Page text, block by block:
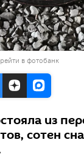
в фотобанк
из
сотен